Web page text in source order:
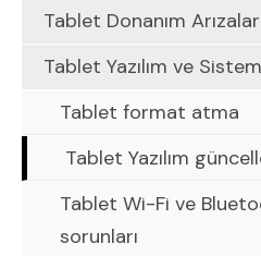
Tablet Donanım
Tablet Yazılım ve
Tablet format atma
Tablet Yazılım
Tablet Wi-Fi ve
sorunları